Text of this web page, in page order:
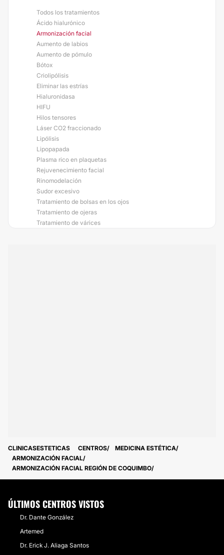
Todos los tratamientos
Ácido hialurónico
Armonización facial
Aumento de labios
Aumento de pómulo
Bótox
Criolipólisis
Eliminar las estrías
Hialuronidasa
HIFU
Hilos tensores
Láser CO2 fraccionado
Lipólisis
Lipopapada
Plasma rico en plaquetas
Rejuvenecimiento facial
Rinomodelación
Sudor excesivo
Tratamiento de bolsas en los ojos
Tratamiento de ojeras
Tratamiento de várices
CLINICASESTETICAS CENTROS
MEDICINA ESTÉTICA
ARMONIZACIÓN FACIAL
ARMONIZACIÓN FACIAL REGIÓN DE COQUIMBO
ÚLTIMOS CENTROS VISTOS
Dr. Dante González
Artemed
Dr. Erick J. Aliaga Santos